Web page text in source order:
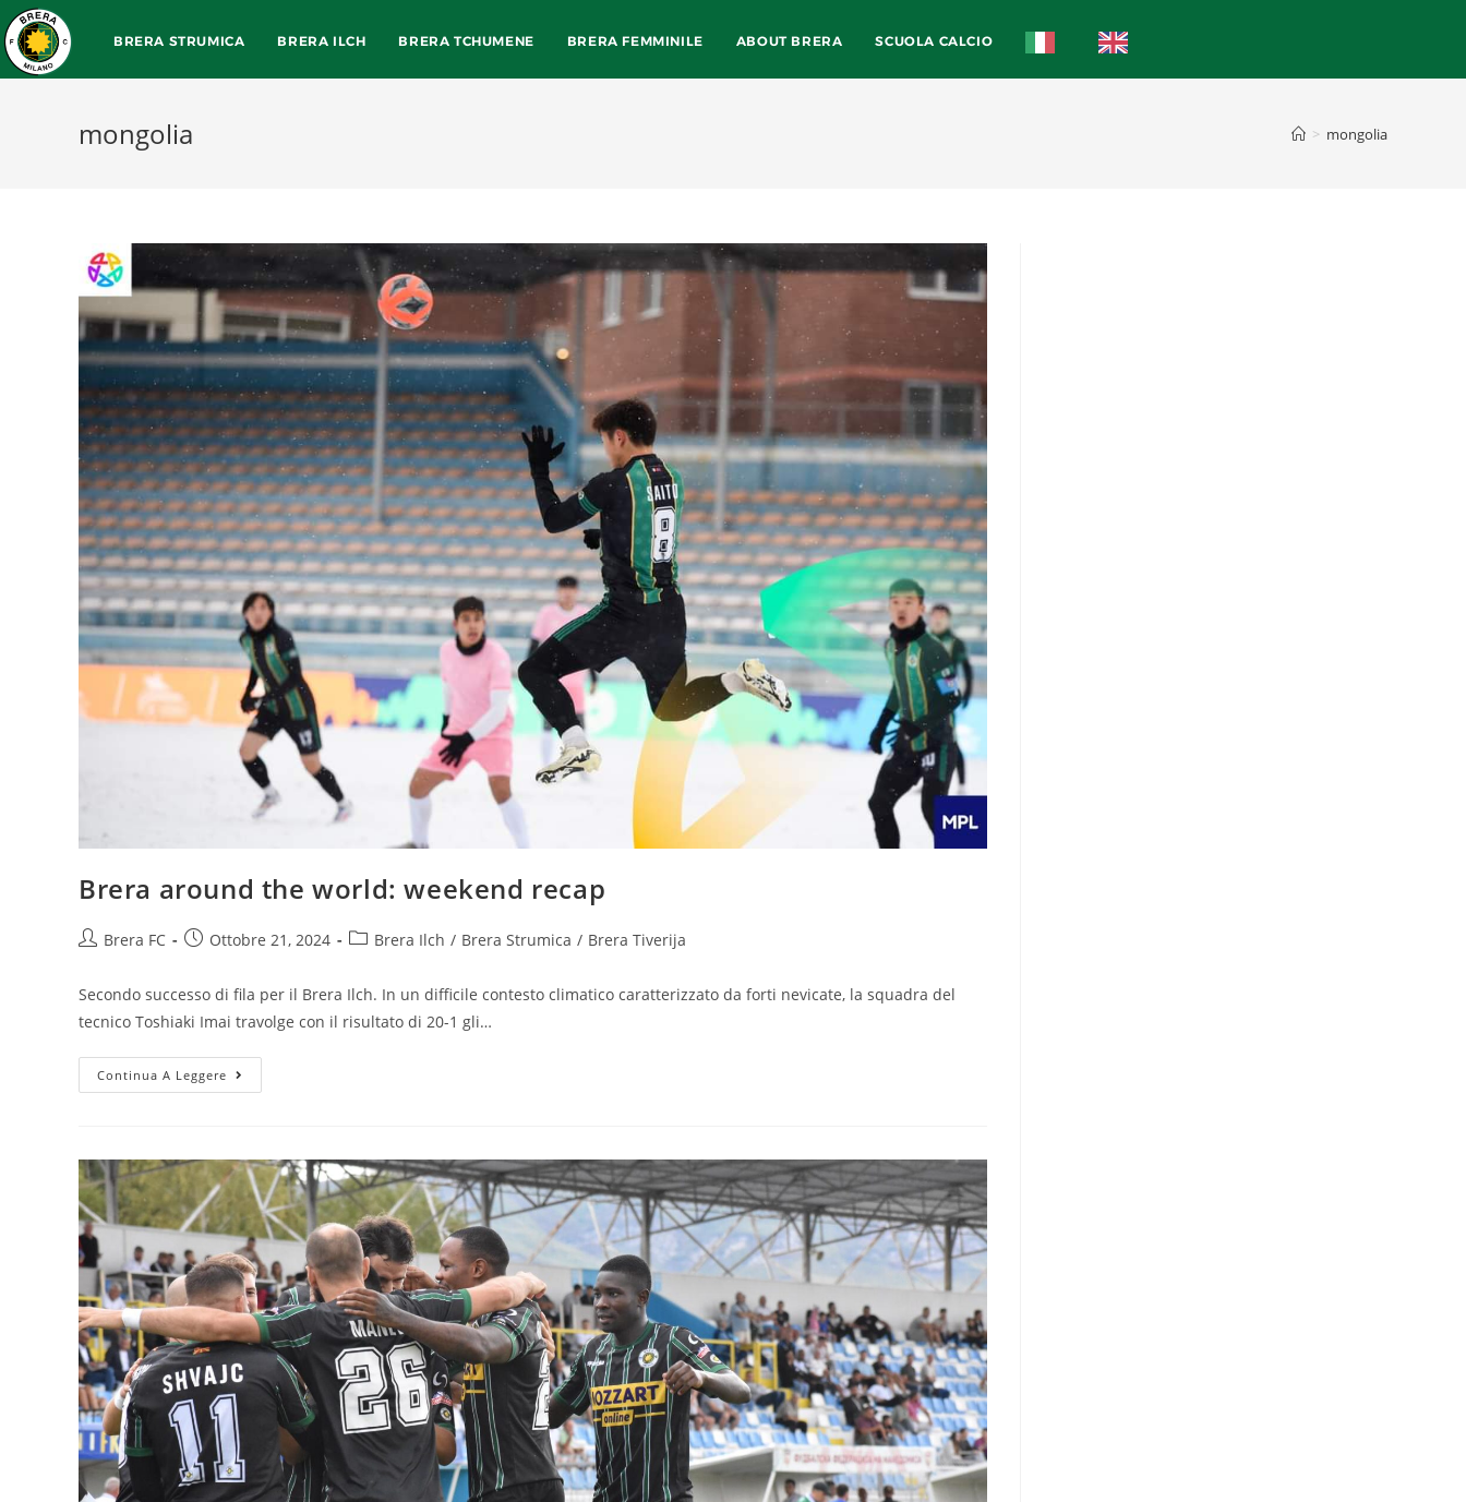
BRERA STRUMICA BRERA ILCH BRERA TCHUMENE BRERA FEMMINILE ABOUT BRERA SCUOLA CALCIO
mongolia > mongolia
Brera around the world: weekend recap
Brera FC Ottobre 21, 2024 Brera Ilch / Brera Strumica / Brera Tiverija
Secondo successo di fila per il Brera Ilch. In un difficile contesto climatico caratterizzato da forti nevicate, la squadra del
tecnico Toshiaki Imai travolge con il risultato di 20-1 gli…
Continua A Leggere